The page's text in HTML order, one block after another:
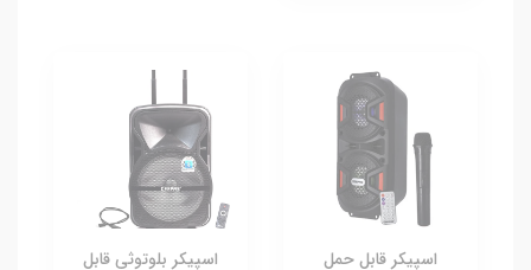
اسپیکر قابل حمل
اسپیکر بلوتوثی قابل